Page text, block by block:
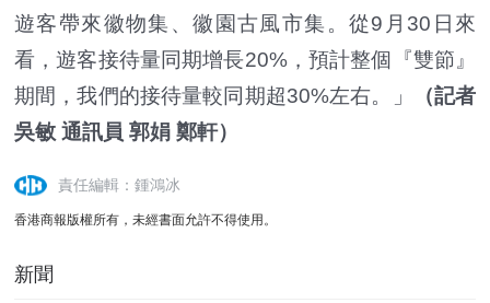
遊客帶來徽物集、徽園古風市集。從9月30日來
看，遊客接待量同期增長20%，預計整個『雙節』
期間，我們的接待量較同期超30%左右。」
（記者
吳敏 通訊員 郭娟 鄭軒）
責任編輯：鍾鴻冰
香港商報版權所有，未經書面允許不得使用。
新聞